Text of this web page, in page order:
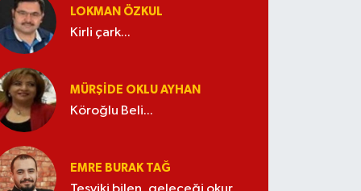
LOKMAN ÖZKUL
Kirli çark...
MÜRŞIDE OKLU AYHAN
Köroğlu Beli...
EMRE BURAK TAĞ